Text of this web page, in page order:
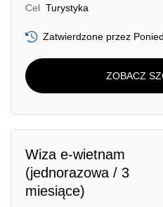
Cel Turystyka
Zatwierdzone przez
ZOBACZ
Wiza e-wietnam
(jednorazowa / 3
miesiące)